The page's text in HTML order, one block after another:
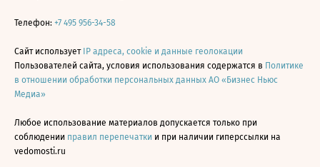
Телефон: +7 495 956-34-58
Сайт использует IP адреса, cookie и данные геолокации
Пользователей сайта, условия использования содержатся в Политике
в отношении обработки персональных данных АО «Бизнес Ньюс
Медиа»
Любое использование материалов допускается только при
соблюдении правил перепечатки и при наличии гиперссылки на
vedomosti.ru